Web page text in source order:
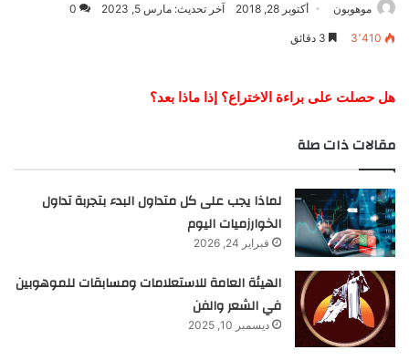
موهوبون أكتوبر 28, 2018 آخر تحديث: مارس 5, 2023 0
3٬410
هل حصلت على براءة الاختراع؟ إذا ماذا بعد؟
مقالات ذات صلة
لماذا يجب على كل متداول البدء بتجربة تداول
الخوارزميات اليوم
فبراير 24, 2026
الهيئة العامة للاستعلامات ومسابقات للموهوبين
في الشعر والفن
ديسمبر 10, 2025